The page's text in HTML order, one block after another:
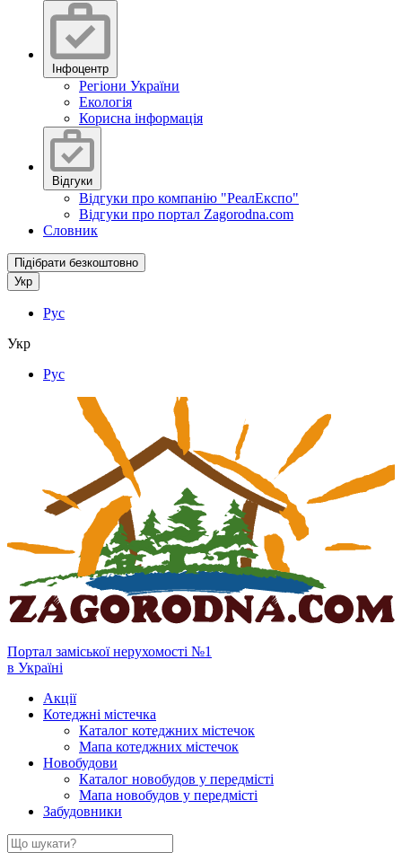
Інфоцентр
Регіони України
Екологія
Корисна інформація
Відгуки
Відгуки про компанію "РеалЕкспо"
Відгуки про портал Zagorodna.com
Словник
Підібрати безкоштовно
Укр
Рус
Укр
Рус
Портал заміської нерухомості №1
в Україні
Акції
Котеджні містечка
Каталог котеджних містечок
Мапа котеджних містечок
Новобудови
Каталог новобудов у передмісті
Мапа новобудов у передмісті
Забудовники